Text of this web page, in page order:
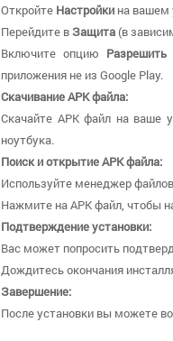
Откройте Настройки на вашем
Перейдите вЗащита (в
Включите опцию Разрешить
приложения не из Google Play.
Скачивание APK файла:
Скачайте APK файл на ваше
ноутбука.
Поиск и открытие APK файла:
Используйте менеджер
Нажмите на APK файл, чтобы
Подтверждение установки:
Вас может попросить
Дождитесь окончания
Завершение:
После установки вы можете